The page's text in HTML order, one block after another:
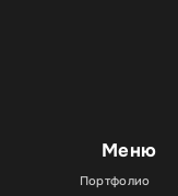
Меню
Портфолио